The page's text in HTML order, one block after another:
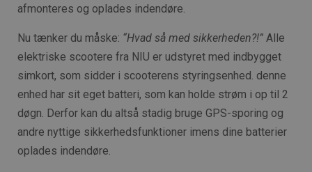
afmonteres og oplades indendøre.
Nu tænker du måske: “Hvad så med sikkerheden?!” Alle
elektriske scootere fra NIU er udstyret med indbygget
simkort, som sidder i scooterens styringsenhed. denne
enhed har sit eget batteri, som kan holde strøm i op til 2
døgn. Derfor kan du altså stadig bruge GPS-sporing og
andre nyttige sikkerhedsfunktioner imens dine batterier
oplades indendøre.